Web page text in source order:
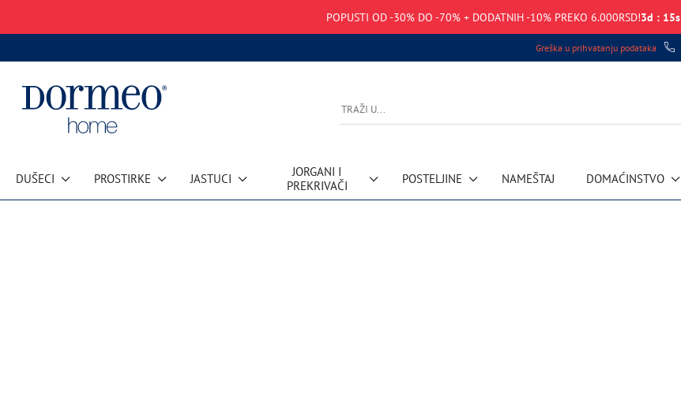
POPUSTI OD -30% DO -70% + DODATNIH -10% PREKO 6.000RSD!3d : 15s
Greška u prihvatanju podataka
DUŠECI PROSTIRKE JASTUCI
JORGANI I
PREKRIVAČI
POSTELJINE NAMEŠTAJ DOMAĆINSTVO